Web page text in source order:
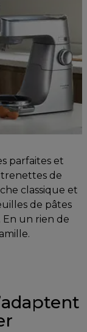
parfaites et
de
classique et
de pâtes
un rien de